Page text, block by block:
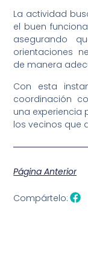
La actividad
el buen
asegurando
orientaciones
de manera
Con esta
coordinación
una experiencia
los vecinos que
Página Anterior
Compártelo: